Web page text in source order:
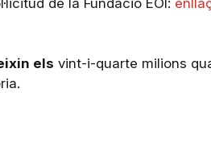
de la Fundació EOI:
els vint-i-quarte milions